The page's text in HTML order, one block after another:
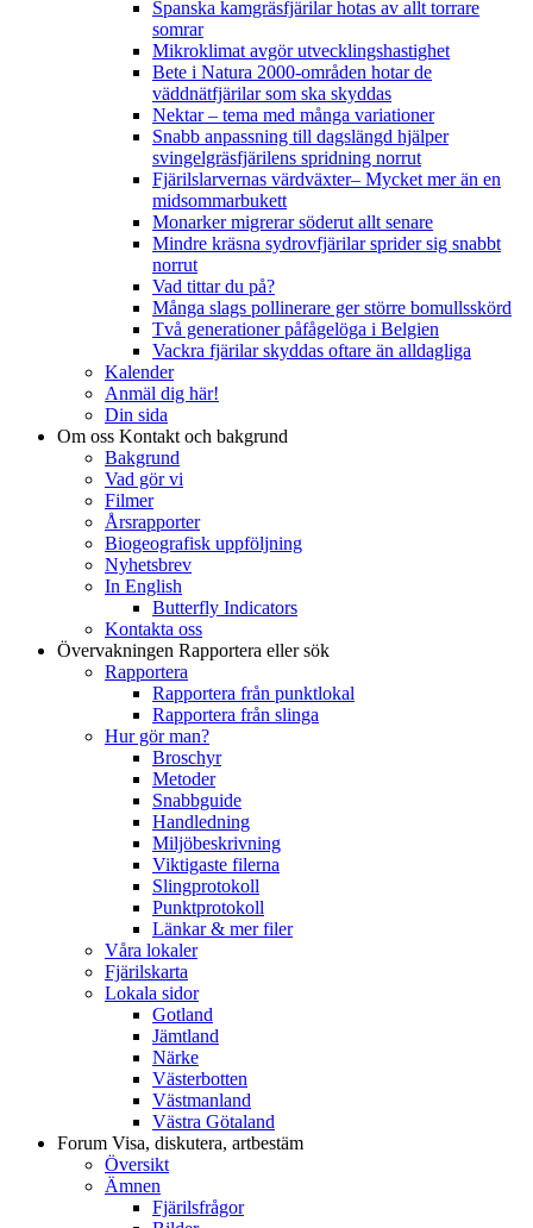
Spanska kamgräsfjärilar hotas av allt torrare
somrar
Mikroklimat avgör utvecklingshastighet
Bete i Natura 2000-områden hotar de
väddnätfjärilar som ska skyddas
Nektar – tema med många variationer
Snabb anpassning till dagslängd hjälper
svingelgräsfjärilens spridning norrut
Fjärilslarvernas värdväxter– Mycket mer än en
midsommarbukett
Monarker migrerar söderut allt senare
Mindre kräsna sydrovfjärilar sprider sig snabbt
norrut
Vad tittar du på?
Många slags pollinerare ger större bomullsskörd
Två generationer påfågelöga i Belgien
Vackra fjärilar skyddas oftare än alldagliga
Kalender
Anmäl dig här!
Din sida
Om oss Kontakt och bakgrund
Bakgrund
Vad gör vi
Filmer
Årsrapporter
Biogeografisk uppföljning
Nyhetsbrev
In English
Butterfly Indicators
Kontakta oss
Övervakningen Rapportera eller sök
Rapportera
Rapportera från punktlokal
Rapportera från slinga
Hur gör man?
Broschyr
Metoder
Snabbguide
Handledning
Miljöbeskrivning
Viktigaste filerna
Slingprotokoll
Punktprotokoll
Länkar & mer filer
Våra lokaler
Fjärilskarta
Lokala sidor
Gotland
Jämtland
Närke
Västerbotten
Västmanland
Västra Götaland
Forum Visa, diskutera, artbestäm
Översikt
Ämnen
Fjärilsfrågor